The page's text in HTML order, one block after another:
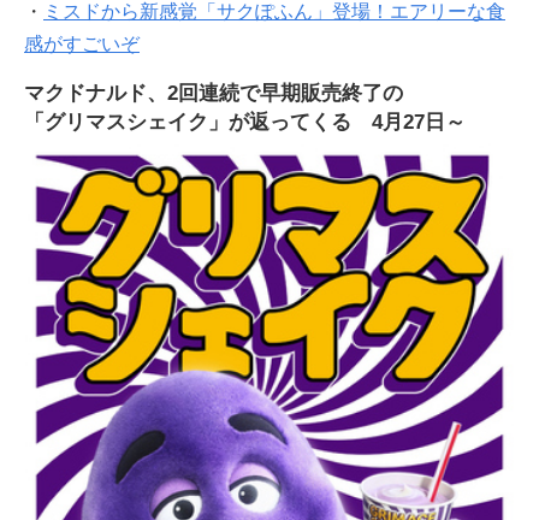
・ ミスドから新感覚「サクぽふん」登場！エアリーな食
感がすごいぞ
マクドナルド、2回連続で早期販売終了の
「グリマスシェイク」が返ってくる 4月27日～